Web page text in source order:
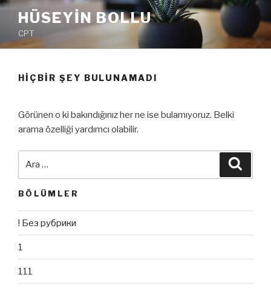
İçeriğe
HÜSEYIN BOLLU
CPT
HIÇBIR ŞEY BULUNAMADI
Görünen o ki bakındığınız her ne ise bulamıyoruz. Belki
arama özelliği yardımcı olabilir.
BÖLÜMLER
! Без рубрики
1
111